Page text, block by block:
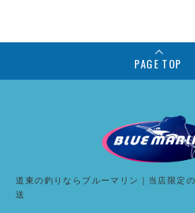
PAGE TOP
道東の釣りならブルーマリン｜当店限定
送